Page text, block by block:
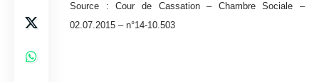
Source : Cour de Cassation – Chambre Sociale –
02.07.2015 – n°14-10.503